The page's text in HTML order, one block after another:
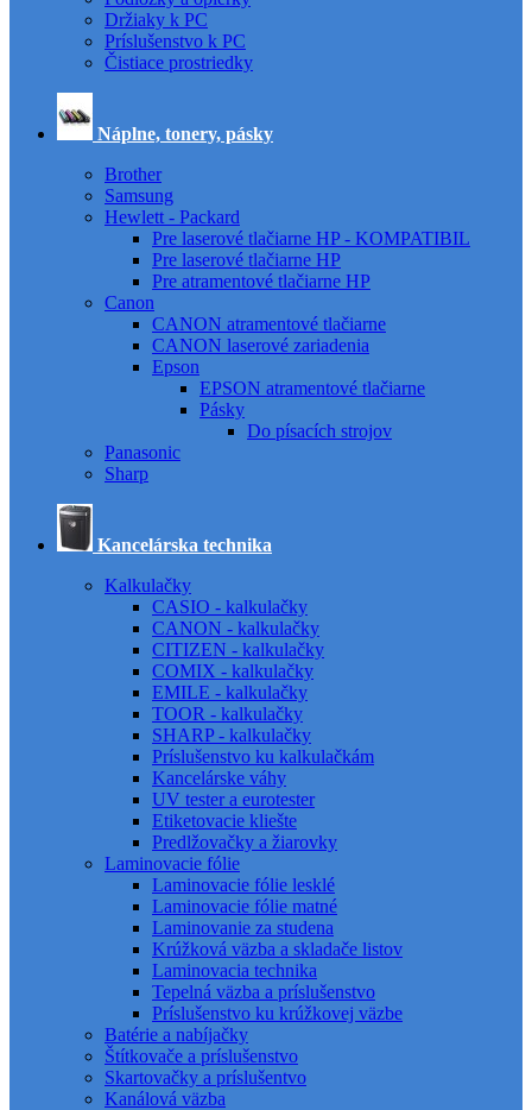
Držiaky k PC
Príslušenstvo k PC
Čistiace prostriedky
Náplne, tonery, pásky
Brother
Samsung
Hewlett - Packard
Pre laserové tlačiarne HP - KOMPATIBIL
Pre laserové tlačiarne HP
Pre atramentové tlačiarne HP
Canon
CANON atramentové tlačiarne
CANON laserové zariadenia
Epson
EPSON atramentové tlačiarne
Pásky
Do písacích strojov
Panasonic
Sharp
Kancelárska technika
Kalkulačky
CASIO - kalkulačky
CANON - kalkulačky
CITIZEN - kalkulačky
COMIX - kalkulačky
EMILE - kalkulačky
TOOR - kalkulačky
SHARP - kalkulačky
Príslušenstvo ku kalkulačkám
Kancelárske váhy
UV tester a eurotester
Etiketovacie kliešte
Predlžovačky a žiarovky
Laminovacie fólie
Laminovacie fólie lesklé
Laminovacie fólie matné
Laminovanie za studena
Krúžková väzba a skladače listov
Laminovacia technika
Tepelná väzba a príslušenstvo
Príslušenstvo ku krúžkovej väzbe
Batérie a nabíjačky
Štítkovače a príslušenstvo
Skartovačky a príslušentvo
Kanálová väzba